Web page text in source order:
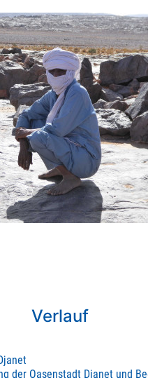
Verlauf
der Oasenstadt Djanet und